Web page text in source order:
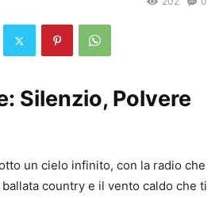
Silenzio, Polvere
un cielo infinito, con la radio che
country e il vento caldo che ti